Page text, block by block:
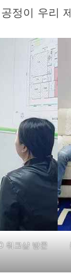
정이 우리
워크샵 방문